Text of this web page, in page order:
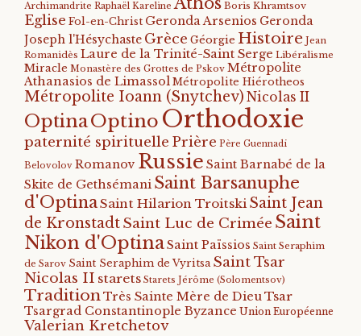
Archimandrite Raphaël Kareline Boris Khramtsov
Eglise Fol-en-Christ Geronda Arsenios Geronda
Joseph l'Hésychaste Grèce Géorgie Histoire Jean
Romanidès Laure de la Trinité-Saint Serge Libéralisme
Miracle Monastère des Grottes de Pskov Métropolite
Athanasios de Limassol Métropolite Hiérotheos
Métropolite Ioann (Snytchev) Nicolas II
OptinaOptino Orthodoxie
paternité spirituelle Prière Père Guennadi
Belovolov Romanov Russie Saint Barnabé de la
Skite de Gethsémani Saint Barsanuphe
d'OptinaSaint Hilarion Troitski Saint Jean
de KronstadtSaint Luc de Crimée Saint
Nikon d'OptinaSaint Païssios Saint Seraphim
de Sarov Saint Seraphim de Vyritsa Saint Tsar
Nicolas II starets Starets Jérôme (Solomentsov)
TraditionTrès Sainte Mère de DieuTsar
Tsargrad Constantinople Byzance Union Européenne
Valerian Kretchetov